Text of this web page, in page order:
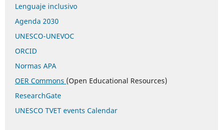
Lenguaje inclusivo
Agenda 2030
UNESCO-UNEVOC
ORCID
Normas APA
OER Commons (Open Educational Resources)
ResearchGate
UNESCO TVET events Calendar